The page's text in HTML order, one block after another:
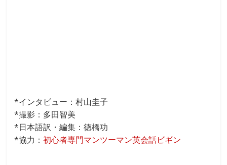
*インタビュー：村山圭子
*撮影：多田智美
*日本語訳・編集：徳橋功
*協力：初心者専門マンツーマン英会話ビギン